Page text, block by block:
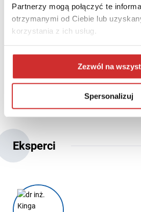
Partnerzy mogą połączyć te
otrzymanymi od Ciebie lub
korzystania z ich usług.
Zezwól na
Spersonalizuj
Od 8 lat związana z branżami
technologii w edukacji. W PCG Academia
wprowadzaniem rozwiązań
egzaminowania, do polskiego sektora
Doświadczenie zawodowe zdobywała
Stanach Zjednoczonych. Absolwentka
Handlowej w Warszawie oraz programu
International Management.
Eksperci